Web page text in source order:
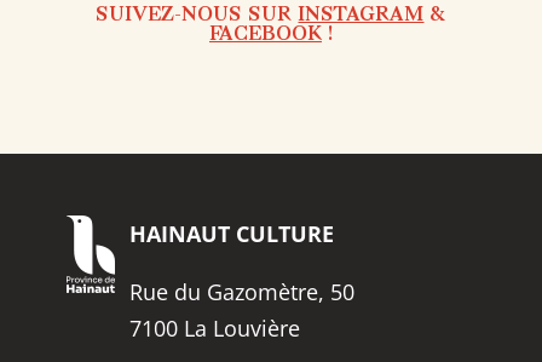
SUIVEZ-NOUS SURINSTAGRAM &
FACEBOOK!
HAINAUT CULTURE
Rue du Gazomètre, 50
7100 La Louvière